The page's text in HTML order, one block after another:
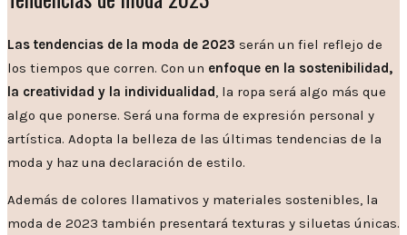
Las tendencias de la moda de 2023 serán un fiel reflejo de
los tiempos que corren. Con un enfoque en la sostenibilidad,
la creatividad y la individualidad, la ropa será algo más que
algo que ponerse. Será una forma de expresión personal y
artística. Adopta la belleza de las últimas tendencias de la
moda y haz una declaración de estilo.
Además de colores llamativos y materiales sostenibles, la
moda de 2023 también presentará texturas y siluetas únicas.